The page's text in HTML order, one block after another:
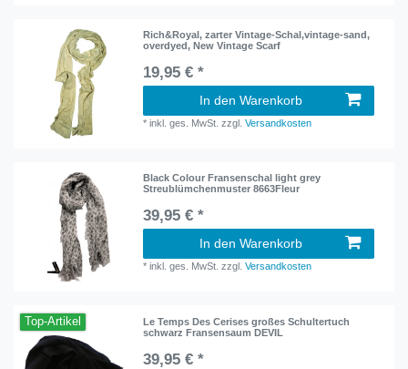
Rich&Royal, zarter Vintage-Schal,vintage-sand,
overdyed, New Vintage Scarf
19,95 € *
In den Warenkorb
*inkl. ges. MwSt. zzgl.Versandkosten
Black Colour Fransenschal light grey
Streublümchenmuster 8663Fleur
39,95 € *
In den Warenkorb
*inkl. ges. MwSt. zzgl.Versandkosten
Top-Artikel
Le Temps Des Cerises großes Schultertuch
schwarz Fransensaum DEVIL
39,95 € *